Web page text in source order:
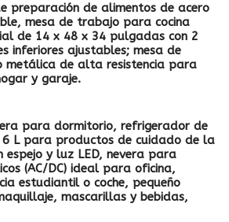
preparación de alimentos de acero
mesa de trabajo para cocina
de 14 x 48 x 34 pulgadas con 2
inferiores ajustables; mesa de
metálica de alta resistencia para
y garaje.
para dormitorio, refrigerador de
L para productos de cuidado de la
espejo y luz LED, nevera para
(AC/DC) ideal para oficina,
estudiantil o coche, pequeño
mascarillas y bebidas,